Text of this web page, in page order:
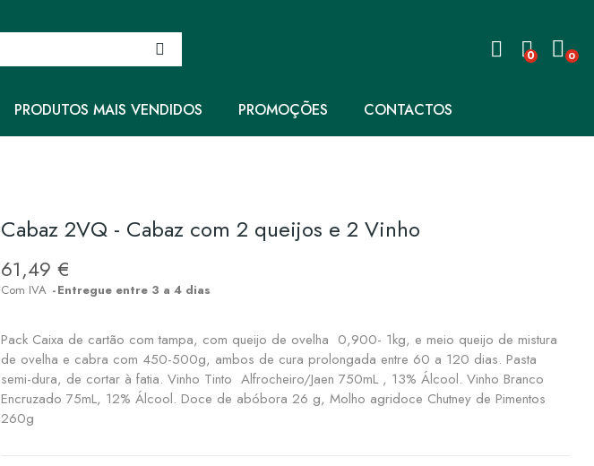
0 0
PRODUTOS MAIS VENDIDOS PROMOÇÕES CONTACTOS
Cabaz 2VQ - Cabaz com 2 queijos e 2 Vinho
61,49 €
Com IVA Entregue entre 3 a 4 dias
Pack Caixa de cartão com tampa, com queijo de ovelha 0,900- 1kg, e meio queijo de mistura
de ovelha e cabra com 450-500g, ambos de cura prolongada entre 60 a 120 dias. Pasta
semi-dura, de cortar à fatia. Vinho Tinto Alfrocheiro/Jaen 750mL , 13% Álcool. Vinho Branco
Encruzado 75mL, 12% Álcool. Doce de abóbora 26 g, Molho agridoce Chutney de Pimentos
260g